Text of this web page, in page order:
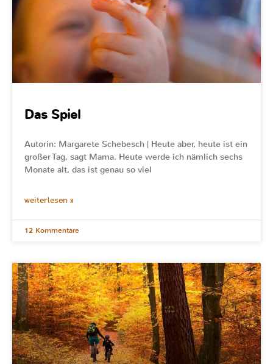
Das Spiel
Autorin: Margarete Schebesch | Heute aber, heute ist ein
großer Tag, sagt Mama. Heute werde ich nämlich sechs
Monate alt, das ist genau so viel
weiterlesen »
12 Kommentare